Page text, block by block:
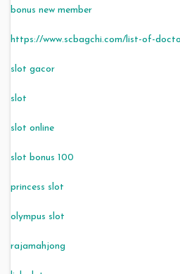
bonus new member
https://www.scbagchi.com/list-of-
slot gacor
slot
slot online
slot bonus 100
princess slot
olympus slot
rajamahjong